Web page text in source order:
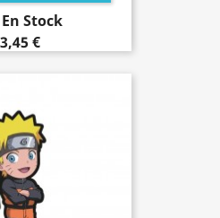
En Stock
3,45 €